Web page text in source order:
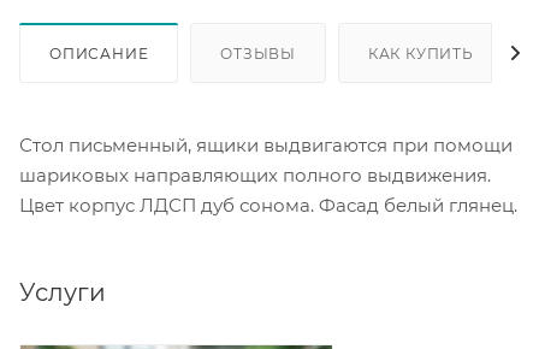
ОПИСАНИЕ ОТЗЫВЫ КАК КУПИТЬ
Стол письменный, ящики выдвигаются при помощи
шариковых направляющих полного выдвижения.
Цвет корпус ЛДСП дуб сонома. Фасад белый глянец.
Услуги